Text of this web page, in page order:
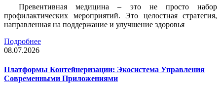
Превентивная медицина – это не просто набор
профилактических мероприятий. Это целостная стратегия,
направленная на поддержание и улучшение здоровья
Подробнее
08.07.2026
Платформы Контейнеризации: Экосистема Управления
Современными Приложениями